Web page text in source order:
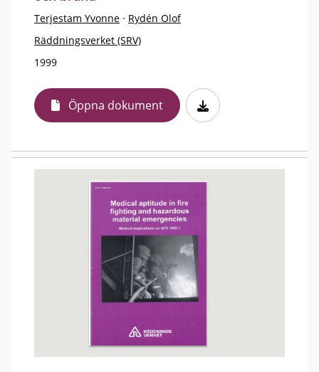
Terjestam Yvonne · Rydén Olof
Räddningsverket (SRV)
1999
Öppna dokument